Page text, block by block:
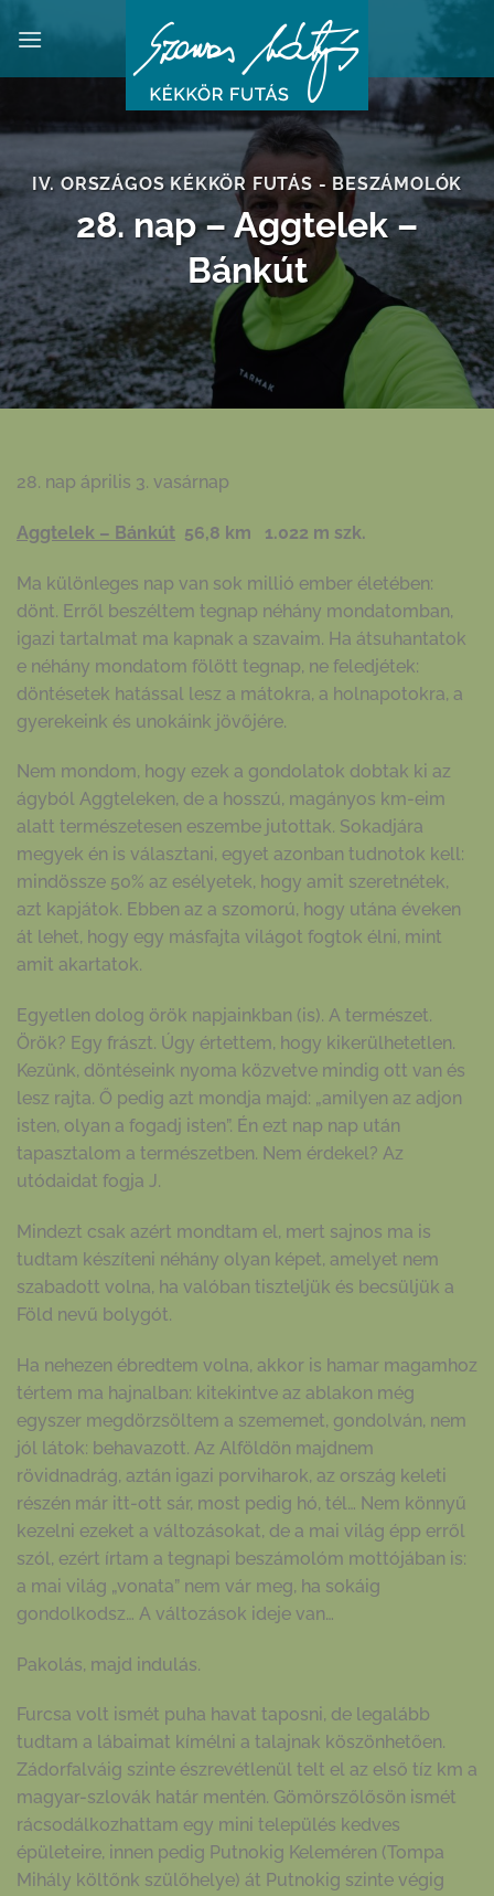
IV. ORSZÁGOS KÉKKÖR FUTÁS - BESZÁMOLÓK
28. nap – Aggtelek –
Bánkút
28. nap április 3. vasárnap
Aggtelek – Bánkút 56,8 km 1.022 m szk.
Ma különleges nap van sok millió ember életében:
dönt. Erről beszéltem tegnap néhány mondatomban,
igazi tartalmat ma kapnak a szavaim. Ha átsuhantatok
e néhány mondatom fölött tegnap, ne feledjétek:
döntésetek hatással lesz a mátokra, a holnapotokra, a
gyerekeink és unokáink jövőjére.
Nem mondom, hogy ezek a gondolatok dobtak ki az
ágyból Aggteleken, de a hosszú, magányos km-eim
alatt természetesen eszembe jutottak. Sokadjára
megyek én is választani, egyet azonban tudnotok kell:
mindössze 50% az esélyetek, hogy amit szeretnétek,
azt kapjátok. Ebben az a szomorú, hogy utána éveken
át lehet, hogy egy másfajta világot fogtok élni, mint
amit akartatok.
Egyetlen dolog örök napjainkban (is). A természet.
Örök? Egy frászt. Úgy értettem, hogy kikerülhetetlen.
Kezünk, döntéseink nyoma közvetve mindig ott van és
lesz rajta. Ő pedig azt mondja majd: „amilyen az adjon
isten, olyan a fogadj isten”. Én ezt nap nap után
tapasztalom a természetben. Nem érdekel? Az
utódaidat fogja J.
Mindezt csak azért mondtam el, mert sajnos ma is
tudtam készíteni néhány olyan képet, amelyet nem
szabadott volna, ha valóban tiszteljük és becsüljük a
Föld nevű bolygót.
Ha nehezen ébredtem volna, akkor is hamar magamhoz
tértem ma hajnalban: kitekintve az ablakon még
egyszer megdörzsöltem a szememet, gondolván, nem
jól látok: behavazott. Az Alföldön majdnem
rövidnadrág, aztán igazi porviharok, az ország keleti
részén már itt-ott sár, most pedig hó, tél… Nem könnyű
kezelni ezeket a változásokat, de a mai világ épp erről
szól, ezért írtam a tegnapi beszámolóm mottójában is:
a mai világ „vonata” nem vár meg, ha sokáig
gondolkodsz… A változások ideje van…
Pakolás, majd indulás.
Furcsa volt ismét puha havat taposni, de legalább
tudtam a lábaimat kímélni a talajnak köszönhetően.
Zádorfalváig szinte észrevétlenül telt el az első tíz km a
magyar-szlovák határ mentén. Gömörszőlősön ismét
rácsodálkozhattam egy mini település kedves
épületeire, innen pedig Putnokig Keleméren (Tompa
Mihály költőnk szülőhelye) át Putnokig szinte végig